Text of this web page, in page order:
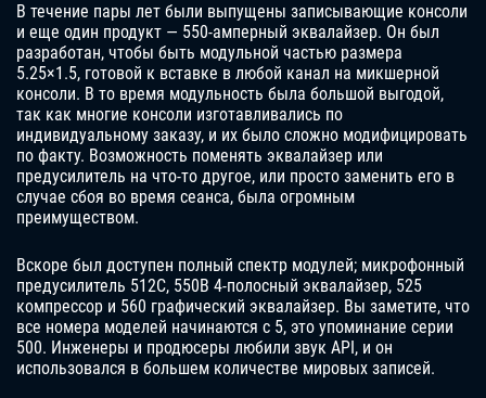
В течение пары лет были выпущены записывающие консоли
и еще один продукт — 550-амперный эквалайзер. Он был
разработан, чтобы быть модульной частью размера
5.25×1.5, готовой к вставке в любой канал на микшерной
консоли. В то время модульность была большой выгодой,
так как многие консоли изготавливались по
индивидуальному заказу, и их было сложно модифицировать
по факту. Возможность поменять эквалайзер или
предусилитель на что-то другое, или просто заменить его в
случае сбоя во время сеанса, была огромным
преимуществом.
Вскоре был доступен полный спектр модулей; микрофонный
предусилитель 512C, 550B 4-полосный эквалайзер, 525
компрессор и 560 графический эквалайзер. Вы заметите, что
все номера моделей начинаются с 5, это упоминание серии
500. Инженеры и продюсеры любили звук API, и он
использовался в большем количестве мировых записей.